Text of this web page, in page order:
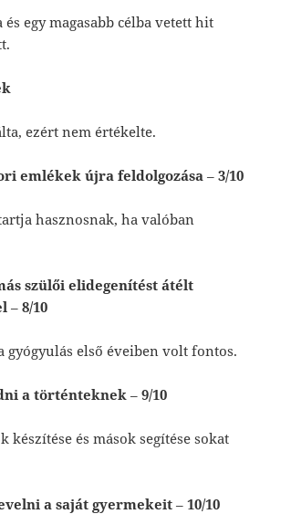
és egy magasabb célba vetett hit
ezért nem értékelte.
emlékek újra feldolgozása –3/10
hasznosnak, ha valóban
szülői elidegenítést átélt
–8/10
gyógyulás első éveiben volt fontos.
a történteknek –9/10
készítése és mások segítése sokat
a saját gyermekeit –10/10